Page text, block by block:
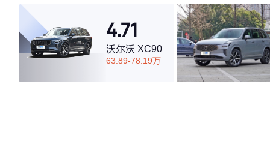
4.71
沃尔沃 XC90
63.89-78.19万